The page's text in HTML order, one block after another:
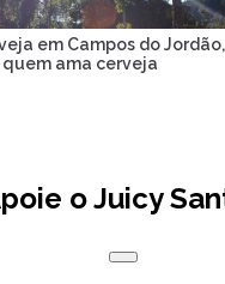
em Campos do
ama cerveja
o Juicy